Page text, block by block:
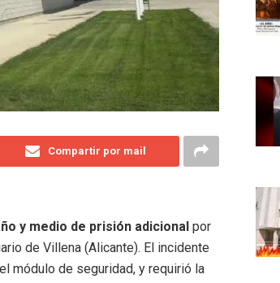
Compartir por mail
y medio de prisión adicional por
de Villena (Alicante). El incidente
módulo de seguridad, y requirió la